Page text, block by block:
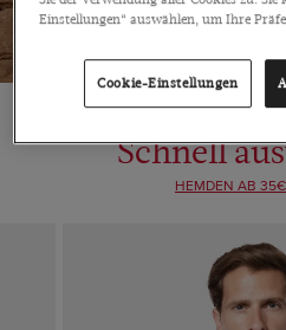
Schnell
HEMDEN AB
Einstellungen“ auswählen, um Ihre
Cookie-Einstellungen